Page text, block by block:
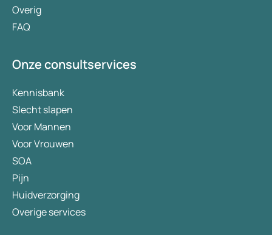
Overig
FAQ
Onze consultservices
Kennisbank
Slecht slapen
Voor Mannen
Voor Vrouwen
SOA
Pijn
Huidverzorging
Overige services